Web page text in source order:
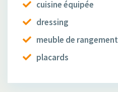
cuisine équipée
dressing
meuble de rangement
placards